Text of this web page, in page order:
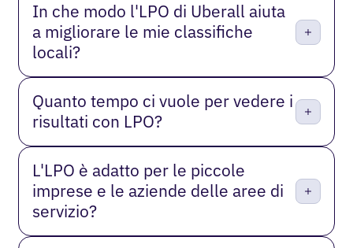
In che modo l'LPO di Uberall aiuta
a migliorare le mie classifiche
locali?
Quanto tempo ci vuole per vedere i
risultati con LPO?
L'LPO è adatto per le piccole
imprese e le aziende delle aree di
servizio?